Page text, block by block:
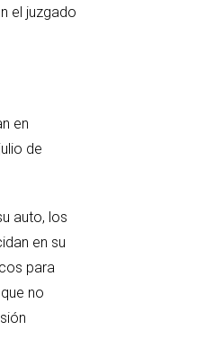
el juzgado
en
de
auto, los
en su
para
no